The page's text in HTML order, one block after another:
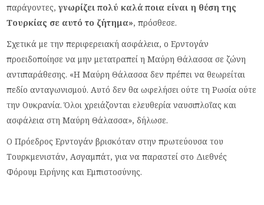
παράγοντες, γνωρίζει πολύ καλά ποια είναι η θέση της
Τουρκίας σε αυτό το ζήτημα», πρόσθεσε.
Σχετικά με την περιφερειακή ασφάλεια, ο Ερντογάν
προειδοποίησε να μην μετατραπεί η Μαύρη Θάλασσα σε ζώνη
αντιπαράθεσης. «Η Μαύρη Θάλασσα δεν πρέπει να θεωρείται
πεδίο ανταγωνισμού. Αυτό δεν θα ωφελήσει ούτε τη Ρωσία ούτε
την Ουκρανία. Όλοι χρειάζονται ελευθερία ναυσιπλοΐας και
ασφάλεια στη Μαύρη Θάλασσα», δήλωσε.
Ο Πρόεδρος Ερντογάν βρισκόταν στην πρωτεύουσα του
Τουρκμενιστάν, Ασγαμπάτ, για να παραστεί στο Διεθνές
Φόρουμ Ειρήνης και Εμπιστοσύνης.